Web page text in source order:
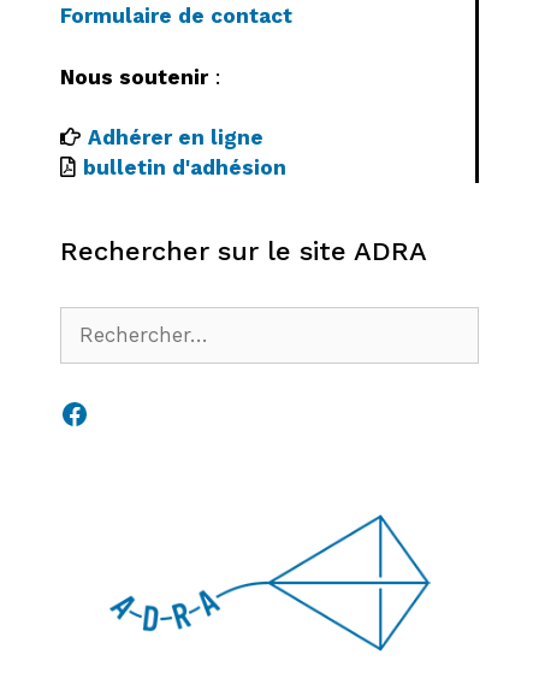
Formulaire de contact
Nous soutenir:
Adhérer en ligne
bulletin d'adhésion
Rechercher sur le site ADRA
Rechercher :
Facebook